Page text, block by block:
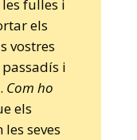
fulles i
els
vostres
i
Com ho
els
seves